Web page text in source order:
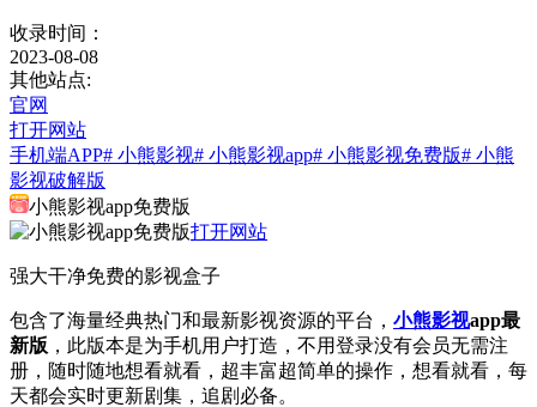
收录时间：
2023-08-08
其他站点:
官网
打开网站
手机端APP# 小熊影视# 小熊影视app# 小熊影视免费版# 小熊
影视破解版
小熊影视app免费版
打开网站
强大干净免费的影视盒子
包含了海量经典热门和最新影视资源的平台， 小熊影视app最
新版 ，此版本是为手机用户打造，不用登录没有会员无需注
册，随时随地想看就看，超丰富超简单的操作，想看就看，每
天都会实时更新剧集，追剧必备。